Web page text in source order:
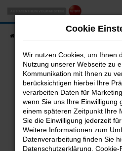
Zum
Hauptinhalt
springen
Fehler: Network
Beim Laden ist ein Fehler
Hier sind ein paar Tipps, die
Überprüfe deine
Internetverbindung.
Cookie
Wir nutzen Cookies, um Ihnen
Nutzung unserer Webseite zu
Kommunikation mit Ihnen zu
berücksichtigen hierbei Ihre
verarbeiten Daten für
wenn Sie uns Ihre Einwilligung
einem späteren Zeitpunkt Ihre
Sie die Einwilligung jederzeit
Weitere Informationen zum
Datenverarbeitung finden Sie
Datenschutzerklärung Cookie-